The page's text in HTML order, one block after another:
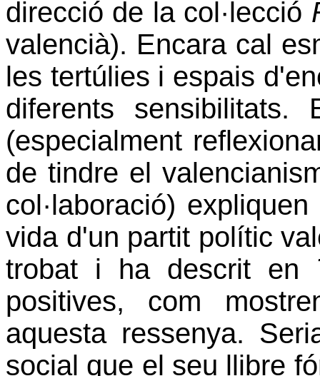
direcció de la col·lecció
valencià). Encara cal
les tertúlies i espais
diferents sensibilitats.
(especialment
de tindre el
col·laboració)
vida d'un partit polític
trobat i ha descrit en
positives, com
aquesta ressenya.
social que el seu llibre